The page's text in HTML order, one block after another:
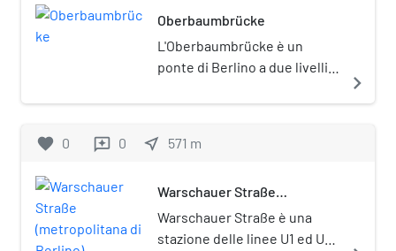
più ricostruita.
Oberbaumbrücke
L'Oberbaumbrücke è un
ponte di Berlino a due livelli
quartieri di Berlino (Ortsteil)
Kreuzberg dal 2001 riuniti
(Bezirk) di Friedrichshain-
Kreuzberg. Al livello inferiore
del ponte passa la strada che
navigate_next
favorite 0 reviews 0 near_me 571 m
Warschauer Straße
Warschauer Straße è una
stazione delle linee U1 ed U3